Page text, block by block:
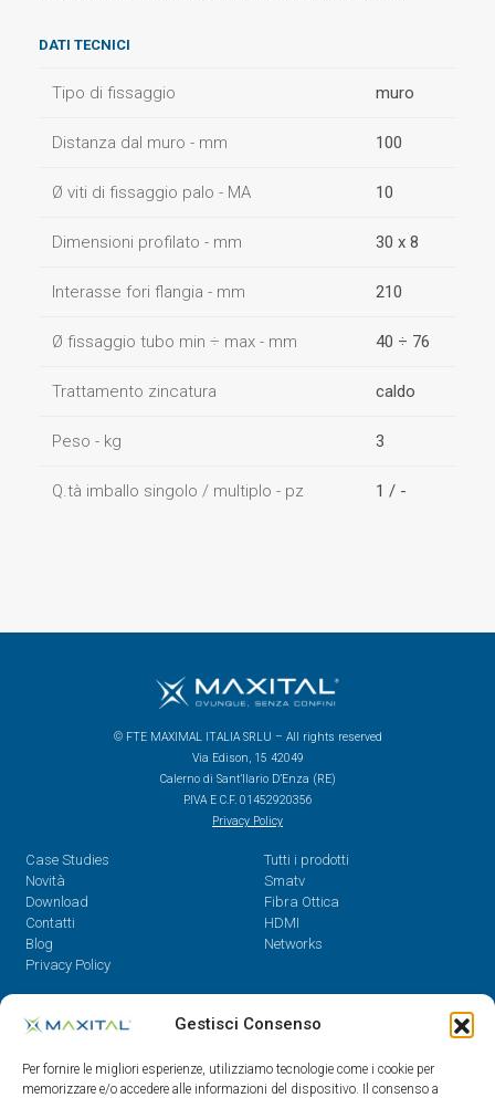
Gestisci Consenso
Per fornire le migliori esperienze, utilizziamo tecnologie come i cookie per
memorizzare e/o accedere alle informazioni del dispositivo. Il consenso a
DATI TECNICI
Tipo di fissaggio muro
Distanza dal muro - mm 100
Ø viti di fissaggio palo - MA 10
Dimensioni profilato - mm 30 x 8
Interasse fori flangia - mm 210
Ø fissaggio tubo min ÷ max - mm 40 ÷ 76
Trattamento zincatura caldo
Peso - kg 3
Q.tà imballo singolo / multiplo - pz 1 / -
© FTE MAXIMAL ITALIA SRLU – All rights reserved
Via Edison, 15 42049
Calerno di Sant’Ilario D’Enza (RE)
P.IVA E C.F. 01452920356
Privacy Policy
Case Studies
Novità
Download
Contatti
Blog
Privacy Policy
Tutti i prodotti
Smatv
Fibra Ottica
HDMI
Networks
Contatti
08.30 - 12.30 / 14 - 18